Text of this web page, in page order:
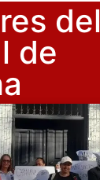
del
de